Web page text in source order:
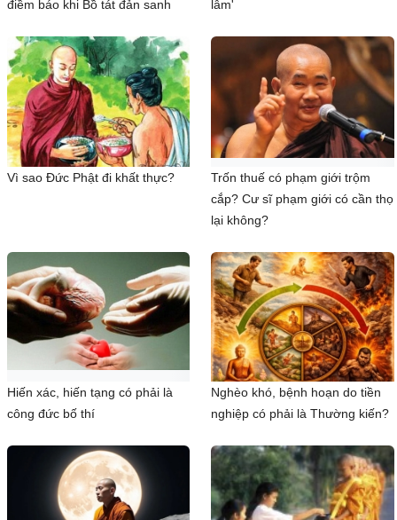
điềm báo khi Bồ tát đản sanh
lâm'
Vì sao Đức Phật đi khất thực?
Trốn thuế có phạm giới trộm
cắp? Cư sĩ phạm giới có cần thọ
lại không?
Hiến xác, hiến tạng có phải là
công đức bố thí
Nghèo khó, bệnh hoạn do tiền
nghiệp có phải là Thường kiến?